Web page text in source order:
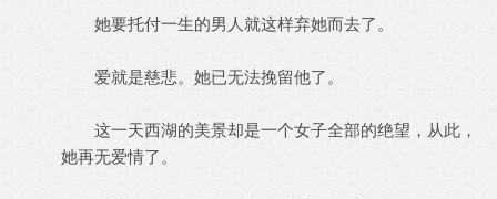
她要托付一生的男人就这样弃她而去了。
爱就是慈悲。她已无法挽留他了。
这一天西湖的美景却是一个女子全部的绝望，从此，
她再无爱情了。